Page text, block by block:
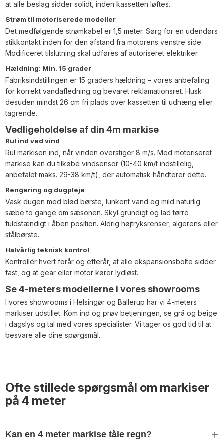
at alle beslag sidder solidt, inden kassetten løftes.
Strøm til motoriserede modeller
Det medfølgende strømkabel er 1,5 meter. Sørg for en udendørs
stikkontakt inden for den afstand fra motorens venstre side.
Modificeret tilslutning skal udføres af autoriseret elektriker.
Hældning: Min. 15 grader
Fabriksindstillingen er 15 graders hældning – vores anbefaling
for korrekt vandafledning og bevaret reklamationsret. Husk
desuden mindst 26 cm fri plads over kassetten til udhæng eller
tagrende.
Vedligeholdelse af din 4m markise
Rul ind ved vind
Rul markisen ind, når vinden overstiger 8 m/s. Med motoriseret
markise kan du tilkøbe vindsensor (10-40 km/t indstillelig,
anbefalet maks. 29-38 km/t), der automatisk håndterer dette.
Rengøring og dugpleje
Vask dugen med blød børste, lunkent vand og mild naturlig
sæbe to gange om sæsonen. Skyl grundigt og lad tørre
fuldstændigt i åben position. Aldrig højtryksrenser, algerens eller
stålbørste.
Halvårlig teknisk kontrol
Kontrollér hvert forår og efterår, at alle ekspansionsbolte sidder
fast, og at gear eller motor kører lydløst.
Se 4-meters modellerne i vores showrooms
I vores showrooms i Helsingør og Ballerup har vi 4-meters
markiser udstillet. Kom ind og prøv betjeningen, se grå og beige
i dagslys og tal med vores specialister. Vi tager os god tid til at
besvare alle dine spørgsmål.
Ofte stillede spørgsmål om markiser
på 4 meter
Kan en 4 meter markise tåle regn? +